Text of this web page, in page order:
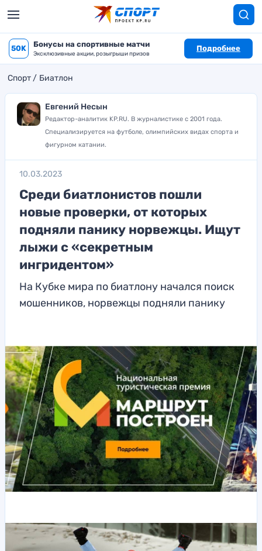
50K Бонусы на спортивные матчи
Эксклюзивные акции, розыгрыши призов
Подробнее
Спорт Биатлон
Евгений Несын
Редактор-аналитик KP.RU. В журналистике с 2001 года.
Специализируется на футболе, олимпийских видах спорта и
фигурном катании.
10.03.2023
Среди биатлонистов пошли
новые проверки, от которых
подняли панику норвежцы. Ищут
лыжи с «секретным
ингридентом»
На Кубке мира по биатлону начался поиск
мошенников, норвежцы подняли панику